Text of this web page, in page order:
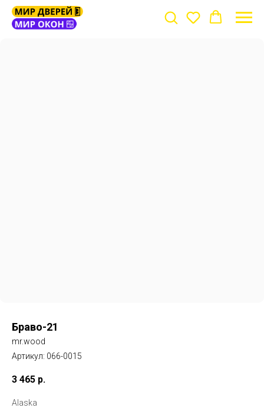
Браво-21
mr.wood
Артикул: 066-0015
3 465 р.
Alaska